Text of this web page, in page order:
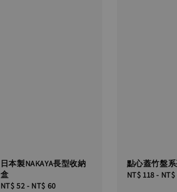
日本製NAKAYA長型收納
盒
Regular
NT$ 52- NT$ 60
點心蓋竹盤系
Regular
NT$ 118-